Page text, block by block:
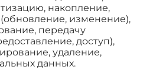
накопление,
изменение),
передачу
доступ),
удаление,
данных.